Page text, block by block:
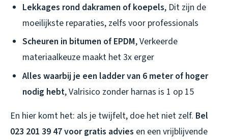
Lekkages rond dakramen of koepels, Dit zijn de
moeilijkste reparaties, zelfs voor professionals
Scheuren in bitumen of EPDM, Verkeerde
materiaalkeuze maakt het 3x erger
Alles waarbij je een ladder van 6 meter of hoger
nodig hebt, Valrisico zonder harnas is 1 op 15
En hier komt het: als je twijfelt, doe het niet zelf. Bel
023 201 39 47 voor gratis advies en een vrijblijvende